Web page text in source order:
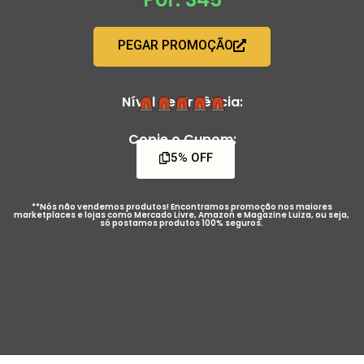
PEGAR PROMOÇÃO
Nível de Urgência:
Copie o Cupom:
5% OFF
**Nós não vendemos produtos! Encontramos promoção nos maiores
marketplaces e lojas como Mercado Livre, Amazon e Magazine Luiza, ou seja,
só postamos produtos 100% seguros.